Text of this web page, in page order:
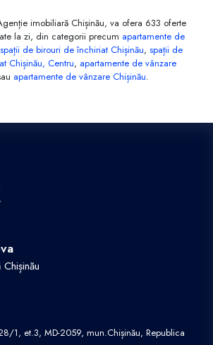
imobiliară Chișinău, va ofera 633 oferte
la zi, din categorii precum apartamente de
spații de birouri de închiriat Chișinău, spații de
Chișinău, Centru, apartamente de vânzare
apartamente de vânzare Chișinău.
1, et.3, MD-2059, mun.Chișinău, Republica